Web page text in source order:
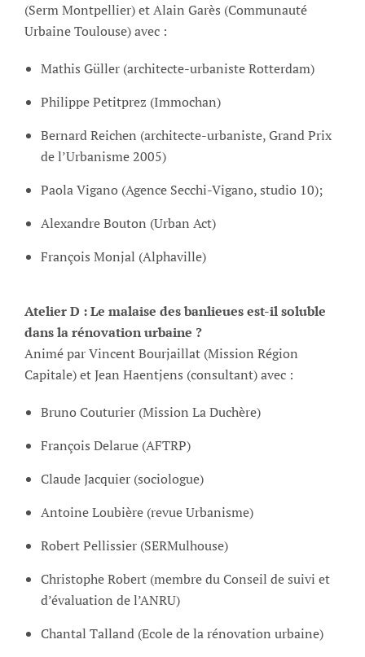
(Serm Montpellier) et Alain Garès (Communauté
Urbaine Toulouse) avec :
Mathis Güller (architecte-urbaniste Rotterdam)
Philippe Petitprez (Immochan)
Bernard Reichen (architecte-urbaniste, Grand Prix
de l’Urbanisme 2005)
Paola Vigano (Agence Secchi-Vigano, studio 10);
Alexandre Bouton (Urban Act)
François Monjal (Alphaville)
Atelier D : Le malaise des banlieues est-il soluble
dans la rénovation urbaine ?
Animé par Vincent Bourjaillat (Mission Région
Capitale) et Jean Haentjens (consultant) avec :
Bruno Couturier (Mission La Duchère)
François Delarue (AFTRP)
Claude Jacquier (sociologue)
Antoine Loubière (revue Urbanisme)
Robert Pellissier (SERMulhouse)
Christophe Robert (membre du Conseil de suivi et
d’évaluation de l’ANRU)
Chantal Talland (Ecole de la rénovation urbaine)